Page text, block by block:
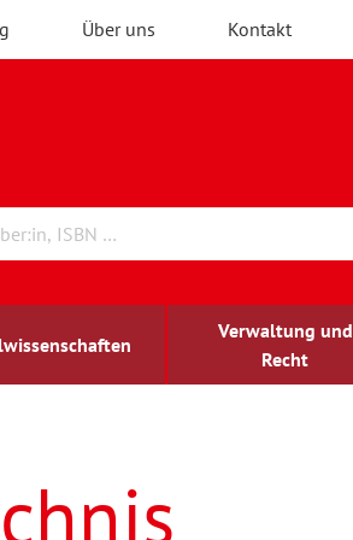
Über uns Kontakt
Verwaltung und
Recht